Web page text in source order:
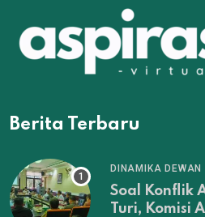
Berita Terbaru
DINAMIKA DEWAN
Soal Konflik
Turi, Komisi